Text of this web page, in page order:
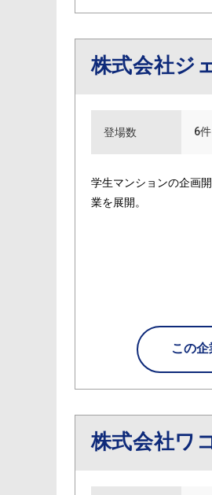
株式会社ジ
登場数 6件
学生マンションの企画
業を展開。
この
株式会社ワ